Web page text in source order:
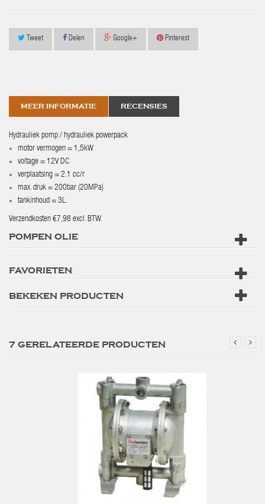
Tweet Delen Google+ Pinterest
MEER INFORMATIE RECENSIES
Hydrauliek pomp / hydrauliek powerpack
motor vermogen = 1,5kW
voltage = 12V DC
verplaatsing = 2.1 cc/r
max. druk = 200bar (20MPa)
tankinhoud = 3L.
Verzendkosten €7,98 excl. BTW.
POMPEN OLIE
FAVORIETEN
BEKEKEN PRODUCTEN
7 GERELATEERDE PRODUCTEN